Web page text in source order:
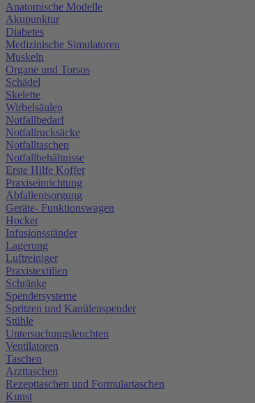
Anatomische Modelle
Akupunktur
Diabetes
Medizinische Simulatoren
Muskeln
Organe und Torsos
Schädel
Skelette
Wirbelsäulen
Notfallbedarf
Notfallrucksäcke
Notfalltaschen
Notfallbehältnisse
Erste Hilfe Koffer
Praxiseinrichtung
Abfallentsorgung
Geräte- Funktionswagen
Hocker
Infusionsständer
Lagerung
Luftreiniger
Praxistextilien
Schränke
Spendersysteme
Spritzen und Kanülenspender
Stühle
Untersuchungsleuchten
Ventilatoren
Taschen
Arzttaschen
Rezepttaschen und Formulartaschen
Kunst